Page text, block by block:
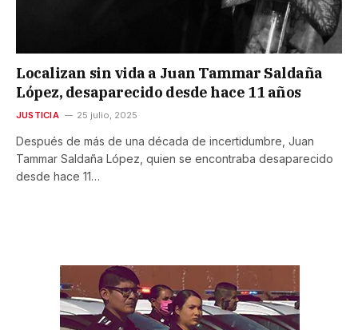
Localizan sin vida a Juan Tammar Saldaña
López, desaparecido desde hace 11 años
JUSTICIA 25 julio, 2025
Después de más de una década de incertidumbre, Juan
Tammar Saldaña López, quien se encontraba desaparecido
desde hace 11…